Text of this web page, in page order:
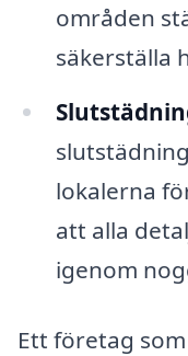
områden
säkerställa
lokalerna
att alla
igenom
Ett företag